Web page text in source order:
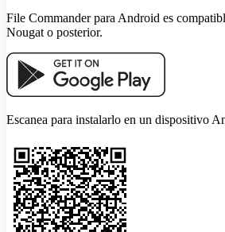
File Commander para Android es
Nougat o posterior.
Escanea para instalarlo en un dispositivo